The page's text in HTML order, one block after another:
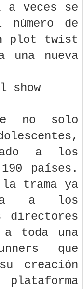
veces se
número de
plot twist
una nueva
show
no solo
a los
países.
la trama ya
a los
directores
toda una
que
creación
plataforma